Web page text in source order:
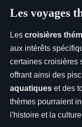
Les voyages
Les croisières
aux intérêts
certaines croisières
offrant ainsi des
aquatiques et des
thèmes pourraient
l'histoire et la